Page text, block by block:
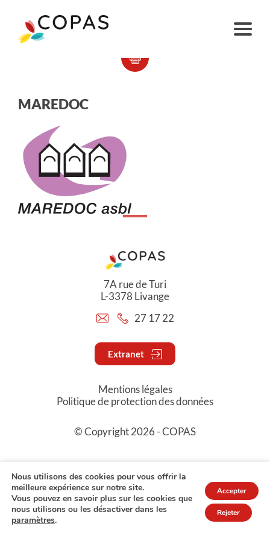
MAREDOC
7A rue de Turi
L-3378 Livange
27 17 22
Extranet
Mentions légales
Politique de protection des données
© Copyright 2026 - COPAS
Nous utilisons des cookies pour vous offrir la
meilleure expérience sur notre site.
Vous pouvez en savoir plus sur les cookies que
nous utilisons ou les désactiver dans les
paramètres.
Accepter
Rejeter